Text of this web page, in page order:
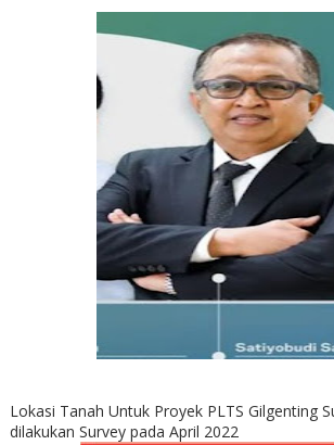
Lokasi Tanah Untuk Proyek PLTS Gilgenting
dilakukan Survey pada April 2022